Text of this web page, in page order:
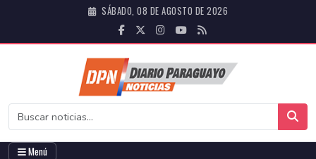
SÁBADO, 08 DE AGOSTO DE 2026
Menú